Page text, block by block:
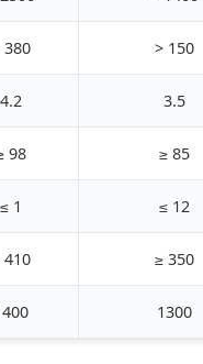
380 > 150
4.2 3.5
98 ≥ 85
≤ 1 ≤ 12
410 ≥ 350
1300